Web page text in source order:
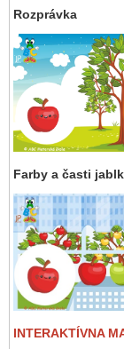
Rozprávka
Farby a časti
INTERAKTÍVNA